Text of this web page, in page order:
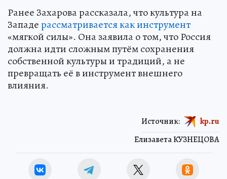
Ранее Захарова рассказала, что культура на
Западерассматривается как инструмент
«мягкой силы». Она заявила о том, что Россия
должна идти сложным путём сохранения
собственной культуры и традиций, а не
превращать её в инструмент внешнего
влияния.
Елизавета КУЗНЕЦОВА
Источник: kp.ru